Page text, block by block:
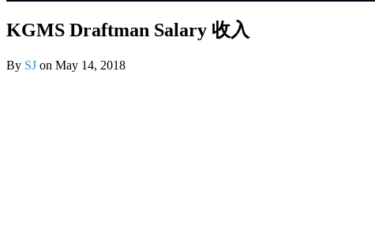
KGMS Draftman Salary 收入
By SJ on May 14, 2018